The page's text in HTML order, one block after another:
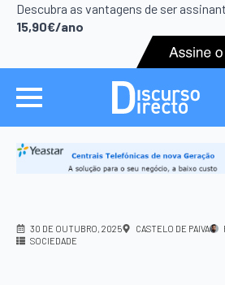
Descubra as vantagens de ser
15,90€/ano
30 DE OUTUBRO, 2025 CASTELO DE PAIVA
SOCIEDADE